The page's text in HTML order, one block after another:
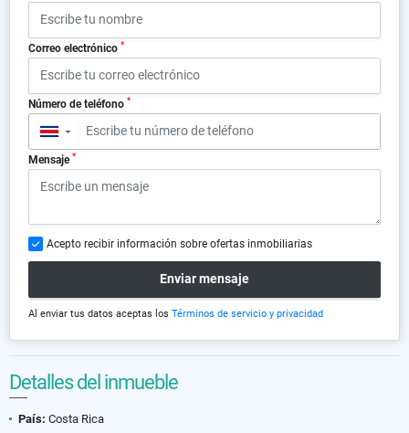
Correo electrónico *
Número de teléfono *
▼
Mensaje *
Acepto recibir información sobre ofertas inmobiliarias
Enviar mensaje
Al enviar tus datos aceptas los Términos de servicio y privacidad
Detalles del inmueble
País: Costa Rica